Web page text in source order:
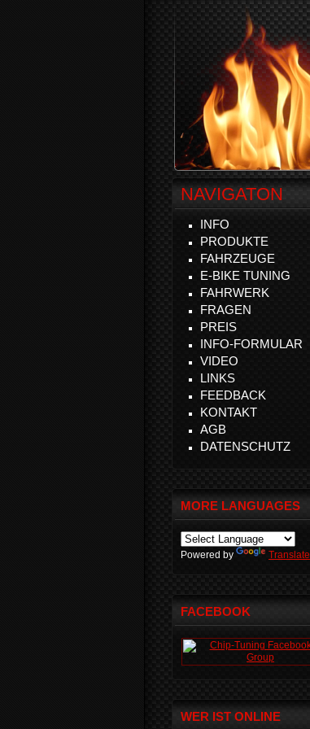
NAVIGATON
INFO
PRODUKTE
FAHRZEUGE
E-BIKE TUNING
FAHRWERK
FRAGEN
PREIS
INFO-FORMULAR
VIDEO
LINKS
FEEDBACK
KONTAKT
AGB
DATENSCHUTZ
MORE LANGUAGES
Powered by Translate
FACEBOOK
WER IST ONLINE